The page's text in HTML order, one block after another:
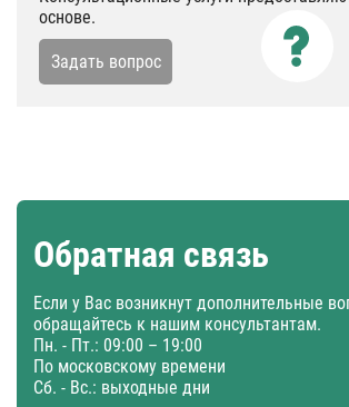
основе.
Задать вопрос
Обратная связь
Если у Вас возникнут дополнительные
обращайтесь к нашим консультантам.
Пн. - Пт.: 09:00 – 19:00
По московскому времени
Сб. - Вс.: выходные дни